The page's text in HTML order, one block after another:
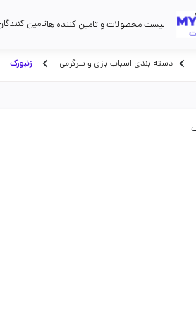
لیست محصولات و تامین کننده هاتامین
دسته بندی اسباب بازی و سرگرمی زنبورک